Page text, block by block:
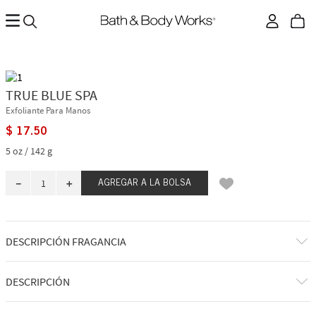
TRUE BLUE SPA
Exfoliante Para Manos
$ 17.50
5 oz / 142 g
＋
－ AGREGAR A LA BOLSA
DESCRIPCIÓN FRAGANCIA
A qué huele: una experiencia de spa relajante y ultra reconfortante.
DESCRIPCIÓN